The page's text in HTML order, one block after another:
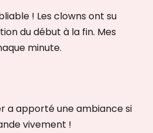
! Les clowns ont su
du début à la fin. Mes
minute.
a apporté une ambiance si
vivement !